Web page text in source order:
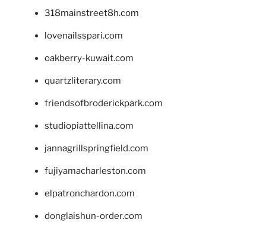
318mainstreet8h.com
lovenailsspari.com
oakberry-kuwait.com
quartzliterary.com
friendsofbroderickpark.com
studiopiattellina.com
jannagrillspringfield.com
fujiyamacharleston.com
elpatronchardon.com
donglaishun-order.com